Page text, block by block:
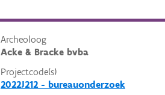
Archeoloog
Acke & Bracke bvba
Projectcode(s)
2022J212 - bureauonderzoek